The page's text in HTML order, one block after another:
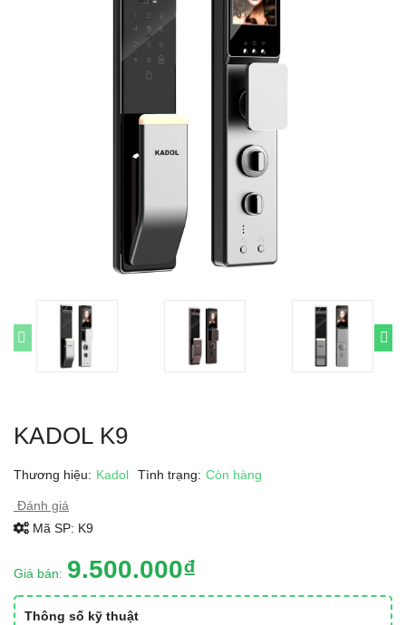
KADOL K9
Thương hiệu: Kadol Tình trạng: Còn hàng
Đánh giá
Mã SP: K9
Giá bán: 9.500.000₫
Thông số kỹ thuật